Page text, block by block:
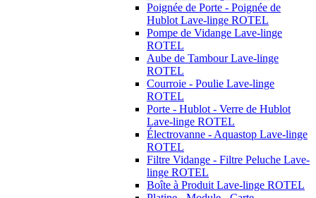
Poignée de Porte - Poignée de
Hublot Lave-linge ROTEL
Pompe de Vidange Lave-linge
ROTEL
Aube de Tambour Lave-linge
ROTEL
Courroie - Poulie Lave-linge
ROTEL
Porte - Hublot - Verre de Hublot
Lave-linge ROTEL
Électrovanne - Aquastop Lave-linge
ROTEL
Filtre Vidange - Filtre Peluche Lave-
linge ROTEL
Boîte à Produit Lave-linge ROTEL